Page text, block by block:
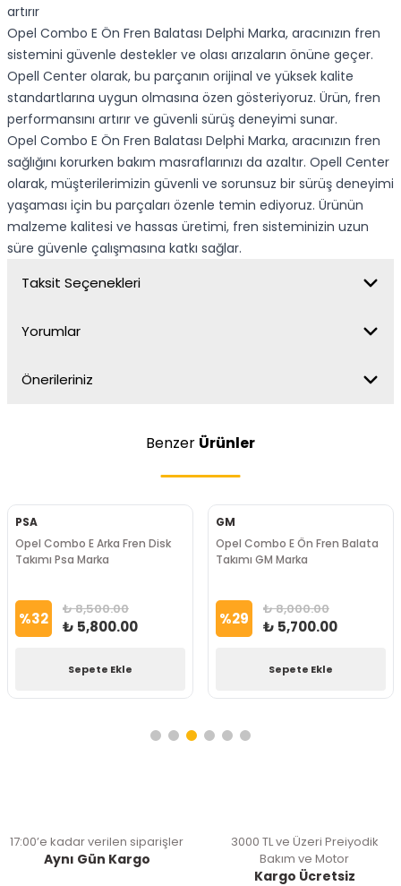
artırır
Opel Combo E Ön Fren Balatası Delphi Marka, aracınızın fren
sistemini güvenle destekler ve olası arızaların önüne geçer.
Opell Center olarak, bu parçanın orijinal ve yüksek kalite
standartlarına uygun olmasına özen gösteriyoruz. Ürün, fren
performansını artırır ve güvenli sürüş deneyimi sunar.
Opel Combo E Ön Fren Balatası Delphi Marka, aracınızın fren
sağlığını korurken bakım masraflarınızı da azaltır. Opell Center
olarak, müşterilerimizin güvenli ve sorunsuz bir sürüş deneyimi
yaşaması için bu parçaları özenle temin ediyoruz. Ürünün
malzeme kalitesi ve hassas üretimi, fren sisteminizin uzun
süre güvenle çalışmasına katkı sağlar.
Taksit Seçenekleri
Yorumlar
Önerileriniz
Benzer Ürünler
PSA
Opel Combo E Arka Fren Disk
Takımı Psa Marka
%32 ₺ 8,500.00
₺ 5,800.00
Sepete Ekle
GM
Opel Combo E Ön Fren Balata
Takımı GM Marka
%29 ₺ 8,000.00
₺ 5,700.00
Sepete Ekle
17:00’e kadar verilen siparişler
Aynı Gün Kargo
3000 TL ve Üzeri Preiyodik
Bakım ve Motor
Kargo Ücretsiz